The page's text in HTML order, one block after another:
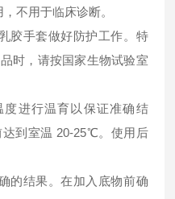
不用于临床诊断。
胶手套做好防护工作。特
时，请按国家生物试验室
进行温育以保证准确结
到室温 20-25℃。使用后
的结果。在加入底物前确